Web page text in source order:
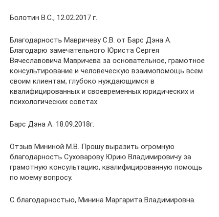
Болотин В.С., 12.02.2017 г.
Благодарность Мавричеву С.В. от Барс Дэна А.
Благодарю замечательного Юриста Сергея
Вячеславовича Мавричева за основательное, грамотное
консультирование и человеческую взаимопомощь всем
своим клиентам, глубоко нуждающимся в
квалифицированных и своевременных юридических и
психологических советах.
Барс Дэна А. 18.09.2018г.
Отзыв Мининой М.В. Прошу выразить огромную
благодарность Суховарову Юрию Владимировичу за
грамотную консультацию, квалифицированную помощь
по моему вопросу.
С благодарностью, Минина Маргарита Владимировна.